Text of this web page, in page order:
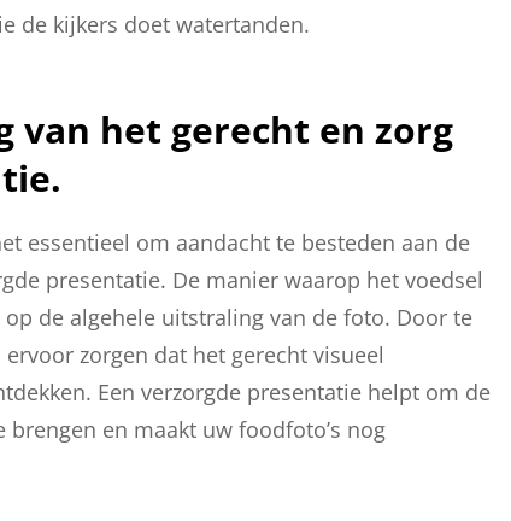
de kijkers doet watertanden.
van het gerecht en zorg
essentieel om aandacht te besteden aan de
presentatie. De manier waarop het voedsel
de algehele uitstraling van de foto. Door te
zorgen dat het gerecht visueel
Een verzorgde presentatie helpt om de
en maakt uw foodfoto’s nog